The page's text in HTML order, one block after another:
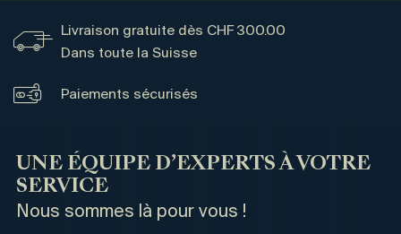
Livraison gratuite dès CHF 300.00
Dans toute la Suisse
Paiements sécurisés
UNE ÉQUIPE D’EXPERTS À VOTRE
SERVICE
Nous sommes là pour vous !